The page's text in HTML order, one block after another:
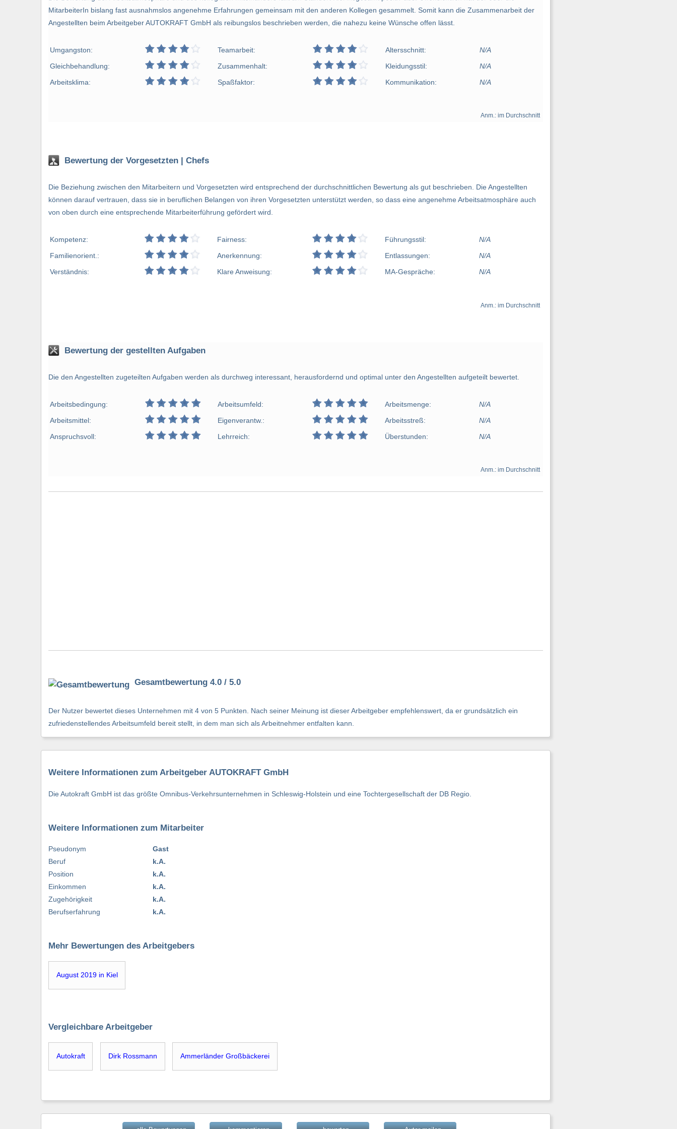
MitarbeiterIn bislang fast ausnahmslos angenehme Erfahrungen gemeinsam mit den anderen Kollegen gesammelt. Somit kann die Zusammenarbeit der
Angestellten beim Arbeitgeber AUTOKRAFT GmbH als reibungslos beschrieben werden, die nahezu keine Wünsche offen lässt.
Umgangston: Teamarbeit: Altersschnitt:
N/A
Gleichbehandlung:
Zusammenhalt: Kleidungsstil:
N/A
Arbeitsklima:
Spaßfaktor: Kommunikation: N/A
Anm.: im Durchschnitt
Bewertung der Vorgesetzten | Chefs
Die Beziehung zwischen den Mitarbeitern und Vorgesetzten wird entsprechend der durchschnittlichen Bewertung als gut beschrieben. Die Angestellten
können darauf vertrauen, dass sie in beruflichen Belangen von ihren Vorgesetzten unterstützt werden, so dass eine angenehme Arbeitsatmosphäre auch
von oben durch eine entsprechende Mitarbeiterführung gefördert wird.
Kompetenz: Fairness: Führungsstil:
N/A
Familienorient.:
Anerkennung: Entlassungen:
N/A
Verständnis:
Klare Anweisung: MA-Gespräche: N/A
Anm.: im Durchschnitt
Bewertung der gestellten Aufgaben
Die den Angestellten zugeteilten Aufgaben werden als durchweg interessant, herausfordernd und optimal unter den Angestellten aufgeteilt bewertet.
Arbeitsbedingung: Arbeitsumfeld: Arbeitsmenge:
N/A
Arbeitsmittel:
Eigenverantw.: Arbeitsstreß:
N/A
Anspruchsvoll:
Lehrreich: Überstunden: N/A
Anm.: im Durchschnitt
Gesamtbewertung 4.0 / 5.0
Der Nutzer bewertet dieses Unternehmen mit 4 von 5 Punkten. Nach seiner Meinung ist dieser Arbeitgeber empfehlenswert, da er grundsätzlich ein
zufriedenstellendes Arbeitsumfeld bereit stellt, in dem man sich als Arbeitnehmer entfalten kann.
Weitere Informationen zum Arbeitgeber AUTOKRAFT GmbH
Die Autokraft GmbH ist das größte Omnibus-Verkehrsunternehmen in Schleswig-Holstein und eine Tochtergesellschaft der DB Regio.
Weitere Informationen zum Mitarbeiter
Pseudonym
Beruf
Position
Einkommen
Zugehörigkeit
Berufserfahrung
Gast
k.A.
k.A.
k.A.
k.A.
k.A.
Mehr Bewertungen des Arbeitgebers
August 2019 in Kiel
Vergleichbare Arbeitgeber
Autokraft Dirk Rossmann Ammerländer Großbäckerei